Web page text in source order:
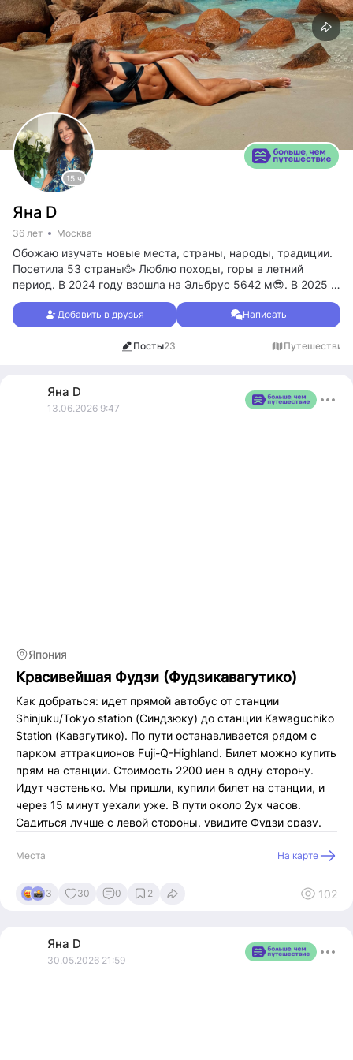
15 ч
Яна D
36 лет Москва
Обожаю изучать новые места, страны, народы, традиции.
Посетила 53 страны🥳 Люблю походы, горы в летний
период. В 2024 году взошла на Эльбрус 5642 м😎. В 2025 -
на Казбек 5033 м с севера 🏔️
люблю кататься на горных лыжах, беговых, сноуборде.
Так же любою посещать теплые экзотические страны с
эндемичными животными и фауной.
белыми акулами.
Insta: babetta729
Добавить в друзья Написать
Посты23 Путешествия
Яна D
13.06.2026 9:47
Япония
Красивейшая Фудзи (Фудзикавагутико)
Как добраться: идет прямой автобус от станции
Shinjuku/Tokyo station (Синдзюку) до станции Kawaguchiko
Station (Кавагутико). По пути останавливается рядом с
парком аттракционов Fuji-Q-Highland. Билет можно купить
прям на станции. Стоимость 2200 иен в одну сторону.
Идут частенько. Мы пришли, купили билет на станции, и
через 15 минут уехали уже. В пути около 2ух часов.
Садиться лучше с левой стороны, увидите Фудзи сразу.
для телефонов.
как заселение во всех отелях примерно с 15-00, чтобы не
проблема, рядом со станцией куча «локеров», в которых
Вы можете оставить чемоданы или другие вещи. Также
Места На карте
3 30 0 2 102
Яна D
30.05.2026 21:59